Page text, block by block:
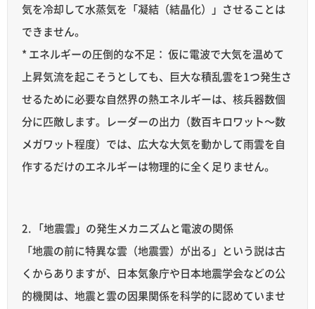
気を冷却して水蒸気を「凝結（結晶化）」させることは
できません。
* エネルギーの圧倒的な不足： 仮に電波で大気を温めて
上昇気流を起こそうとしても、巨大な積乱雲を1つ発生さ
せるために必要な自然界の熱エネルギーは、核兵器数個
分に匹敵します。レーダーの出力（数百キロワット〜数
メガワット程度）では、広大な大気を動かして雨雲を自
作するだけのエネルギーは物理的に全く足りません。
2. 「地震雲」の発生メカニズムと電波の関係
「地震の前に特異な雲（地震雲）が出る」という説は古
くからありますが、日本気象庁や日本地震学会などの公
的機関は、地震と雲の因果関係を科学的に認めていませ